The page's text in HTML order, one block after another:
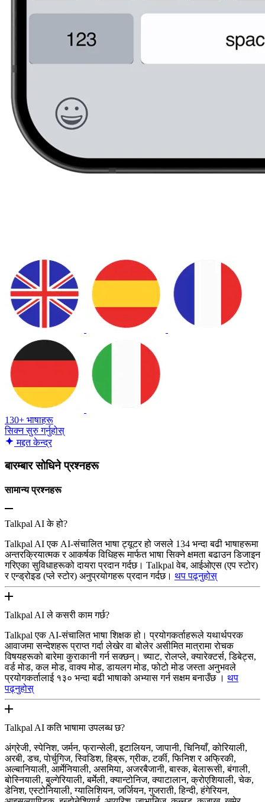
130+ भाषाहरू
सिक्न सुरु गर्नुहोस्
मद्दत केन्द्र
बारम्बार सोधिने प्रश्नहरू
सामान्य प्रश्नहरू
Talkpal AI के हो?
Talkpal AI एक AI-संचालित भाषा ट्यूटर हो जसले 134 भन्दा बढी भाषाहरूमा
अन्तरक्रियात्मक र आकर्षक विधिहरू मार्फत भाषा सिक्ने क्षमता बढाउन डिजाइन
गरिएका सुविधाहरूको दायरा प्रदान गर्दछ। Talkpal वेब, आईओएस (एप स्टोर)
र एन्ड्रोइड (प्ले स्टोर) अनुप्रयोगहरू प्रदान गर्दछ। थप पढ्नुहोस्
Talkpal AI ले कसरी काम गर्छ?
Talkpal एक AI-संचालित भाषा शिक्षक हो। प्रयोगकर्ताहरूले यथार्थपरक
आवाजमा सन्देशहरू प्राप्त गर्दा लेखेर वा बोलेर असीमित मात्रामा रोचक
विषयहरूको बारेमा कुराकानी गर्न सक्छन्। च्याट, रोलप्ले, क्यारेक्टर्स, डिबेट्स,
वर्ड मोड, कल मोड, वाक्य मोड, डायलग मोड, फोटो मोड जस्ता अनुभवले
प्रयोगकर्तालाई १३० भन्दा बढी भाषाको अभ्यास गर्न सक्षम बनाउँछ । थप
पढ्नुहोस्
Talkpal AI कति भाषामा उपलब्ध छ?
अंग्रेजी, स्पेनिश, जर्मन, फ्रान्सेली, इटालियन, जापानी, चिनियाँ, कोरियाली,
अरबी, डच, पोर्चुगिज, स्विडिश, हिब्रू, ग्रीक, टर्की, फिनिश र अफ्रिकी,
अल्बानियाली, आर्मेनियाली, असमिया, अजरबैजानी, बास्क, बेलारूसी, बंगाली,
बोस्नियाली, बुल्गेरियाली, बर्मेली, क्यान्टोनिज, क्याटालान, क्रोएशियाली, चेक,
डेनिश, एस्टोनियाली, ग्यालिशियन, जर्जियन, गुजराती, हिन्दी, हंगेरियन,